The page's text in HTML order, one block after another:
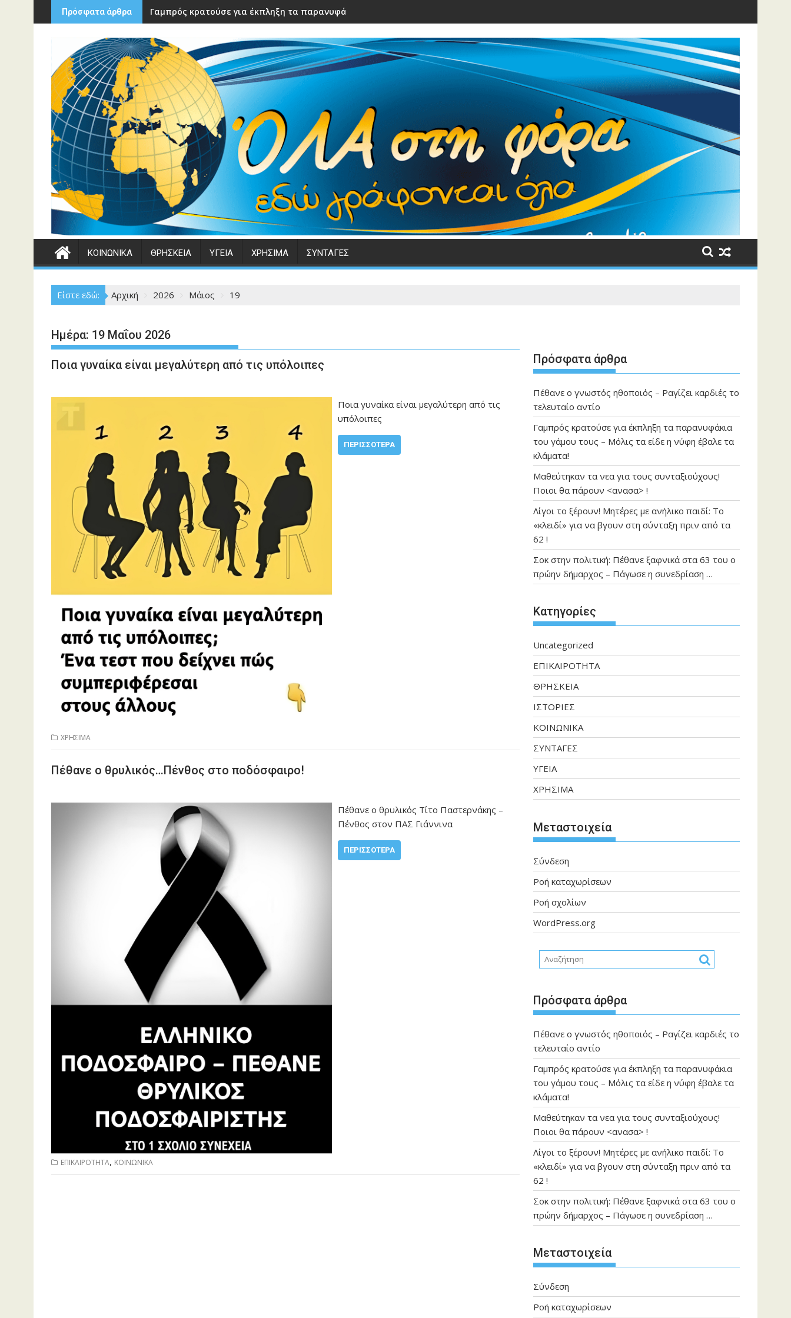
Περάστε
στο
περιεχόμενο
Πρόσφατα άρθρα Γαμπρός κρατούσε για έκπληξη τα παρανυφάκια του γάμου τους – Μόλις τα είδε η νύφη έβαλε τα κλάματα!
ΚΟΙΝΩΝΙΚΑ ΘΡΗΣΚΕΙΑ ΥΓΕΙΑ ΧΡΗΣΙΜΑ ΣΥΝΤΑΓΕΣ
Είστε εδώ: Αρχική 2026 Μάιος 19
Ημέρα: 19 Μαΐου 2026
Ποια γυναίκα είναι μεγαλύτερη από τις υπόλοιπες
Ποια γυναίκα είναι μεγαλύτερη από τις
υπόλοιπες
ΠΕΡΙΣΣΌΤΕΡΑ
ΧΡΗΣΙΜΑ
Πέθανε ο θρυλικός…Πένθος στο ποδόσφαιρο!
Πέθανε ο θρυλικός Τίτο Παστερνάκης –
Πένθος στον ΠΑΣ Γιάννινα
ΠΕΡΙΣΣΌΤΕΡΑ
ΕΠΙΚΑΙΡΟΤΗΤΑ, ΚΟΙΝΩΝΙΚΑ
Πρόσφατα άρθρα
Πέθανε ο γνωστός ηθοποιός – Ραγίζει καρδιές το
τελευταίο αντίο
Γαμπρός κρατούσε για έκπληξη τα παρανυφάκια
του γάμου τους – Μόλις τα είδε η νύφη έβαλε τα
κλάματα!
Μαθεύτηκαν τα νεα για τους συνταξιούχους!
Ποιοι θα πάρουν <ανασα> !
Λίγοι το ξέρουν! Μητέρες με ανήλικο παιδί: Το
«κλειδί» για να βγουν στη σύνταξη πριν από τα
62 !
Σοκ στην πολιτική: Πέθανε ξαφνικά στα 63 του ο
πρώην δήμαρχος – Πάγωσε η συνεδρίαση …
Kατηγορίες
Uncategorized
ΕΠΙΚΑΙΡΟΤΗΤΑ
ΘΡΗΣΚΕΙΑ
ΙΣΤΟΡΙΕΣ
ΚΟΙΝΩΝΙΚΑ
ΣΥΝΤΑΓΕΣ
ΥΓΕΙΑ
ΧΡΗΣΙΜΑ
Μεταστοιχεία
Σύνδεση
Ροή καταχωρίσεων
Ροή σχολίων
WordPress.org
Πρόσφατα άρθρα
Πέθανε ο γνωστός ηθοποιός – Ραγίζει καρδιές το
τελευταίο αντίο
Γαμπρός κρατούσε για έκπληξη τα παρανυφάκια
του γάμου τους – Μόλις τα είδε η νύφη έβαλε τα
κλάματα!
Μαθεύτηκαν τα νεα για τους συνταξιούχους!
Ποιοι θα πάρουν <ανασα> !
Λίγοι το ξέρουν! Μητέρες με ανήλικο παιδί: Το
«κλειδί» για να βγουν στη σύνταξη πριν από τα
62 !
Σοκ στην πολιτική: Πέθανε ξαφνικά στα 63 του ο
πρώην δήμαρχος – Πάγωσε η συνεδρίαση …
Μεταστοιχεία
Σύνδεση
Ροή καταχωρίσεων